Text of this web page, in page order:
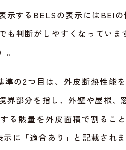
示するBELSの表示にはBEI
も判断がしやすくなってい
準の2つ目は、外皮断熱性能
界部分を指し、外壁や屋根
る熱量を外皮面積で割るこ
に「適合あり」と記載されま